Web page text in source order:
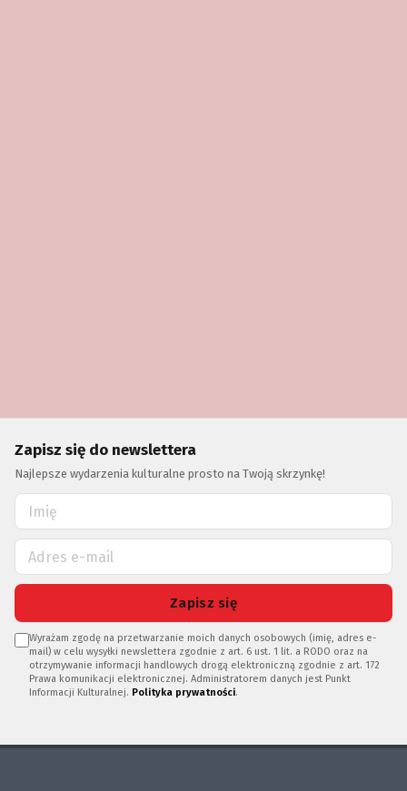
Zapisz się do newslettera
Najlepsze wydarzenia kulturalne prosto na Twoją skrzynkę!
Zapisz się
Wyrażam zgodę na przetwarzanie moich danych osobowych (imię, adres e-
mail) w celu wysyłki newslettera zgodnie z art. 6 ust. 1 lit. a RODO oraz na
otrzymywanie informacji handlowych drogą elektroniczną zgodnie z art. 172
Prawa komunikacji elektronicznej. Administratorem danych jest Punkt
Informacji Kulturalnej. Polityka prywatności.